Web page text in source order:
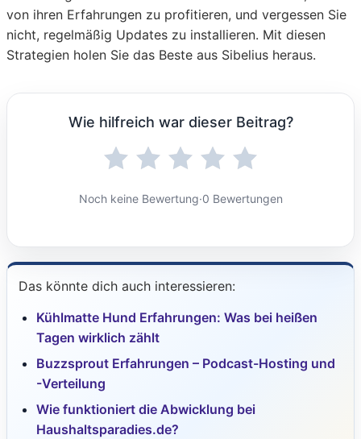
von ihren Erfahrungen zu profitieren, und vergessen Sie
nicht, regelmäßig Updates zu installieren. Mit diesen
Strategien holen Sie das Beste aus Sibelius heraus.
Wie hilfreich war dieser Beitrag?
Noch keine Bewertung·0 Bewertungen
Das könnte dich auch interessieren:
Kühlmatte Hund Erfahrungen: Was bei heißen
Tagen wirklich zählt
Buzzsprout Erfahrungen – Podcast-Hosting und
-Verteilung
Wie funktioniert die Abwicklung bei
Haushaltsparadies.de?